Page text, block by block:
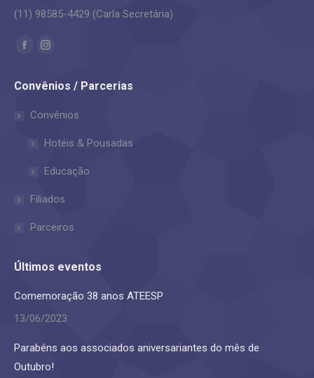
(11) 98585-4429 (Carla Secretária)
Encontre-nos em:
Facebook
opens
window
Instagram
opens
window
Convênios / Parcerias
Convênios
Hotéis & Pousadas
Educação
Filiados
Parceiros
Últimos eventos
Comemoração 38 anos ATEESP
13/06/2023
Parabéns aos associados aniversariantes do mês de
Outubro!